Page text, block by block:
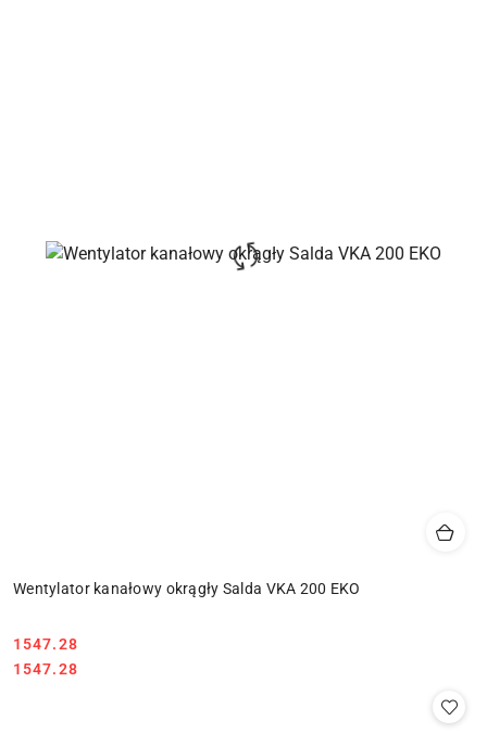
Wentylator kanałowy okrągły Salda VKA 200 EKO
Cena:
1547.28
Cena:
1547.28